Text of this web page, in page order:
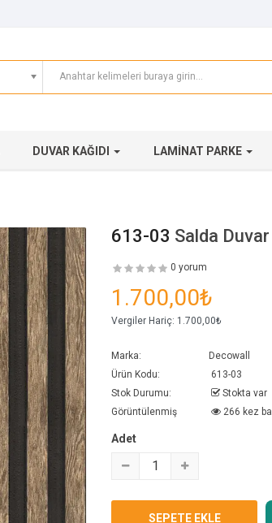
DUVAR KAĞIDI LAMINAT PARKE
613-03 Salda Duvar
0 yorum
1.700,00₺
Vergiler Hariç: 1.700,00₺
Marka:
Decowall
Ürün Kodu:
613-03
Stok Durumu:
Stokta var
Görüntülenmiş
266 kez
Adet